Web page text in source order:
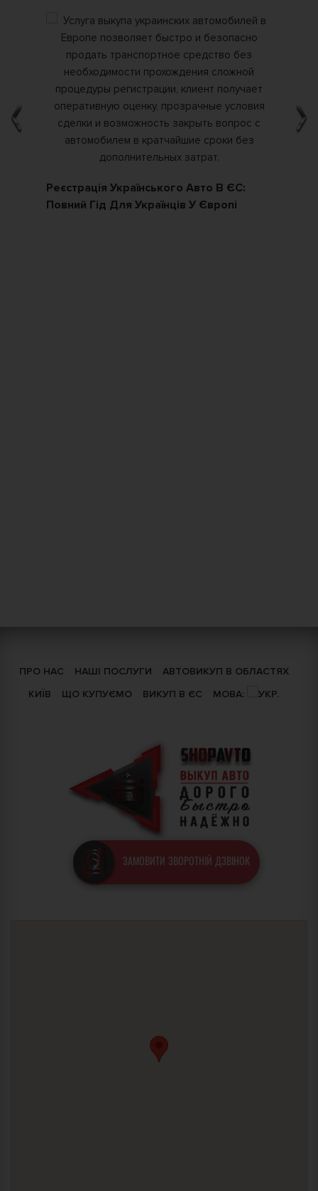
Реєстрація Українського Авто В ЄС:
Повний Гід Для Українців У Європі
ПРО НАС НАШІ ПОСЛУГИ
АВТОВИКУП В ОБЛАСТЯХ
КИЇВ
ЩО КУПУЄМО ВИКУП В ЄС МОВА:
ЗАМОВИТИ ЗВОРОТНІЙ ДЗВІНОК